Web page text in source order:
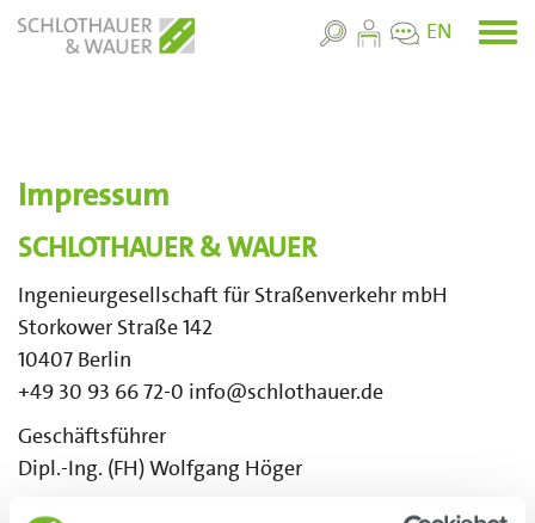
Skip
EN
Impressum
SCHLOTHAUER & WAUER
Ingenieurgesellschaft für Straßenverkehr mbH
Storkower Straße 142
10407 Berlin
+49 30 93 66 72-0 info@schlothauer.de
Geschäftsführer
Dipl.-Ing. (FH) Wolfgang Höger
Amtsgericht Charlottenburg HRB 173092 B